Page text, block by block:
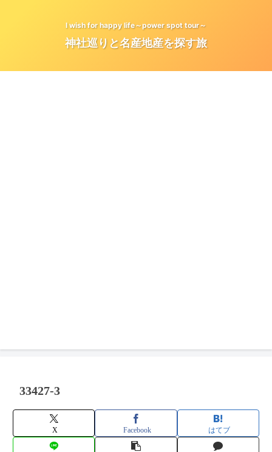
I wish for happy life～power spot tour～
神社巡りと名産地産を探す旅
33427-3
X Facebook はてブ